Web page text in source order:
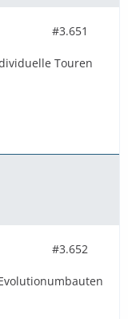
#3.651
Touren
#3.652